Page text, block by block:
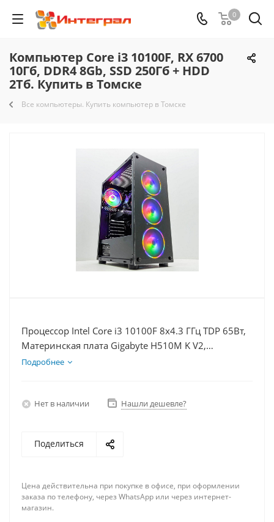
0
Компьютер Core i3 10100F, RX 6700
10Гб, DDR4 8Gb, SSD 250Гб + HDD
2Тб. Купить в Томске
Все компьютеры. Купить компьютер в Томске
Процессор Intel Core i3 10100F 8x4.3 ГГц TDP 65Вт,
Материнская плата Gigabyte H510M K V2,
Видеокарта RX 6700 10Гб, Память DDR4 8Gb,
Подробнее
Нет в наличии Нашли дешевле?
Поделиться
Цена действительна при покупке в офисе, при оформлении
заказа по телефону, через WhatsApp или через интернет-
магазин.